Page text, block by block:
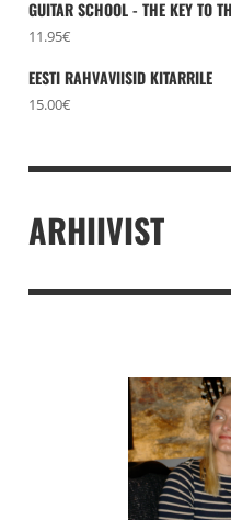
GUITAR SCHOOL - THE KEY TO
11.95€
EESTI RAHVAVIISID KITARRILE
15.00€
ARHIIVIST